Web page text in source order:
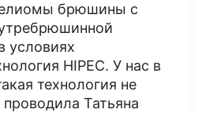
брюшины с
условиях
HIPEC. У нас в
технология не
Татьяна